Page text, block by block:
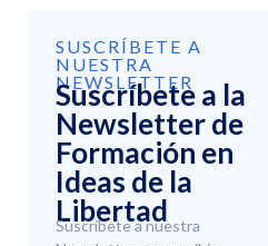
SUSCRÍBETE A
NUESTRA
NEWSLETTER
Suscríbete a la
Newsletter de
Formación en
Ideas de la
Libertad
Suscríbete a nuestra